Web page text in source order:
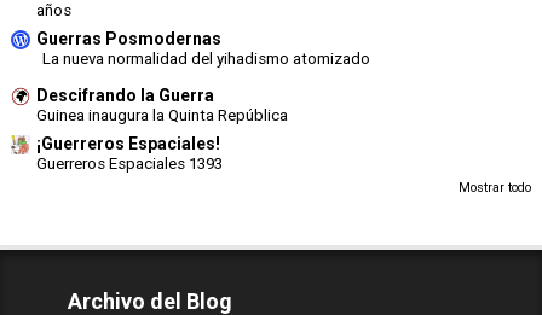
años
Guerras Posmodernas
La nueva normalidad del yihadismo atomizado
Descifrando la Guerra
Guinea inaugura la Quinta República
¡Guerreros Espaciales!
Guerreros Espaciales 1393
Mostrar todo
Archivo del Blog